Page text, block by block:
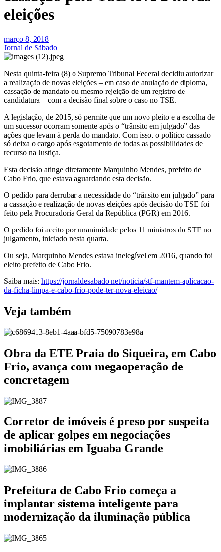
eleições
março 8, 2018
Jornal de Sábado
Nesta quinta-feira (8) o Supremo Tribunal Federal decidiu autorizar
a realização de novas eleições – em caso de anulação de diploma,
cassação de mandato ou mesmo rejeição de um registro de
candidatura – com a decisão final sobre o caso no TSE.
A legislação, de 2015, só permite que um novo pleito e a escolha de
um sucessor ocorram somente após o “trânsito em julgado” das
ações que levam à perda do mandato. Com isso, o político cassado
só deixa o cargo após esgotamento de todas as possibilidades de
recurso na Justiça.
Esta decisão atinge diretamente Marquinho Mendes, prefeito de
Cabo Frio, que estava aguardando esta decisão.
O pedido para derrubar a necessidade do “trânsito em julgado” para
a cassação e realização de novas eleições após decisão do TSE foi
feito pela Procuradoria Geral da República (PGR) em 2016.
O pedido foi aceito por unanimidade pelos 11 ministros do STF no
julgamento, iniciado nesta quarta.
Ou seja, Marquinho Mendes estava inelegível em 2016, quando foi
eleito prefeito de Cabo Frio.
Saiba mais: https://jornaldesabado.net/noticia/stf-mantem-aplicacao-
da-ficha-limpa-e-cabo-frio-pode-ter-nova-eleicao/
Veja também
Obra da ETE Praia do Siqueira, em Cabo
Frio, avança com megaoperação de
concretagem
Corretor de imóveis é preso por suspeita
de aplicar golpes em negociações
imobiliárias em Iguaba Grande
Prefeitura de Cabo Frio começa a
implantar sistema inteligente para
modernização da iluminação pública